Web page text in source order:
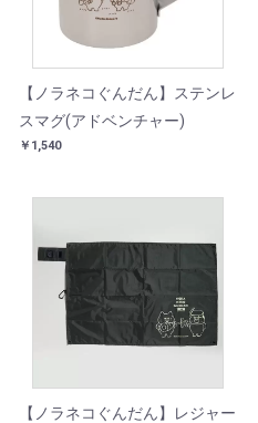
【ノラネコぐんだん】ステンレ
スマグ(アドベンチャー)
￥1,540
【ノラネコぐんだん】レジャー